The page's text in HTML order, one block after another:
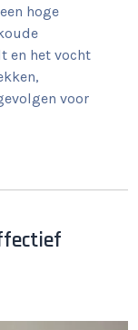
hoge
en het vocht
voor